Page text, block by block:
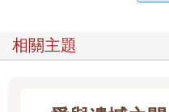
相關主題